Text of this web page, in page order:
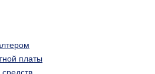
платы